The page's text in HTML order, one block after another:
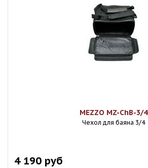
MEZZO MZ-ChB-3/4
Чехол для баяна 3/4
4 190 руб